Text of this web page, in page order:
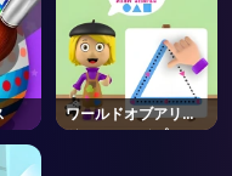
ワールドオブアリス
ドローシェイプ